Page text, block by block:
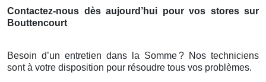
Contactez-nous dès aujourd’hui pour vos stores sur
Bouttencourt
Besoin d’un entretien dans la Somme? Nos techniciens
sontà votre disposition pour résoudre tous vos probl èmes.